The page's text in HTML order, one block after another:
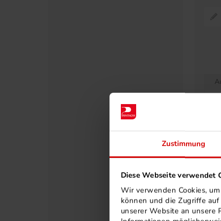
Zustimmung
Diese Webseite verwendet
Wir verwenden Cookies,
können und die Zugriffe
unserer Website an unsere